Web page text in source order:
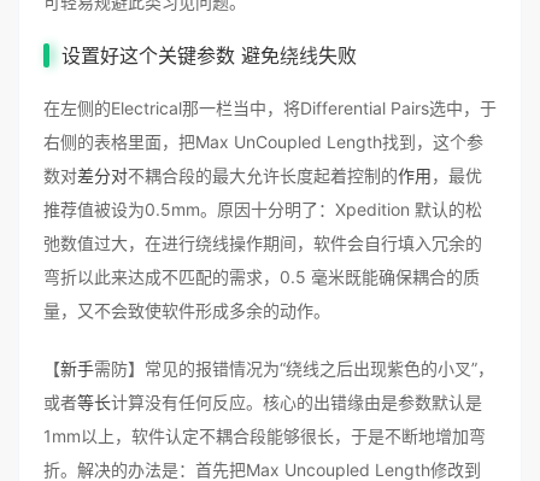
设置好这个关键参数 避免绕线失败
在左侧的Electrical那一栏当中，将Differential Pairs选中，于
右侧的表格里面，把Max UnCoupled Length找到，这个参
数对差分对不耦合段的最大允许长度起着控制的作用，最优
推荐值被设为0.5mm。原因十分明了：Xpedition 默认的松
弛数值过大，在进行绕线操作期间，软件会自行填入冗余的
弯折以此来达成不匹配的需求，0.5 毫米既能确保耦合的质
量，又不会致使软件形成多余的动作。
【新手需防】常见的报错情况为“绕线之后出现紫色的小叉”，
或者等长计算没有任何反应。核心的出错缘由是参数默认是
1mm以上，软件认定不耦合段能够很长，于是不断地增加弯
折。解决的办法是：首先把Max Uncoupled Length修改到